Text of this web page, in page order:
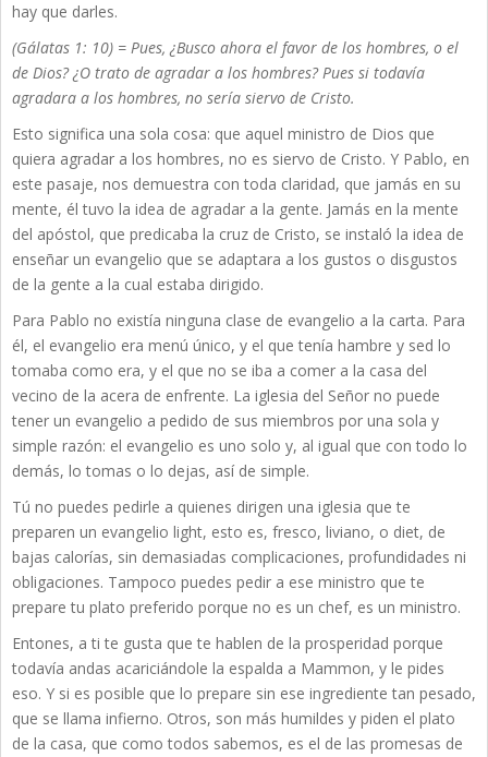
hay que darles.
(Gálatas 1: 10) = Pues, ¿Busco ahora el favor de los hombres, o el
de Dios? ¿O trato de agradar a los hombres? Pues si todavía
agradara a los hombres, no sería siervo de Cristo.
Esto significa una sola cosa: que aquel ministro de Dios que
quiera agradar a los hombres, no es siervo de Cristo. Y Pablo, en
este pasaje, nos demuestra con toda claridad, que jamás en su
mente, él tuvo la idea de agradar a la gente. Jamás en la mente
del apóstol, que predicaba la cruz de Cristo, se instaló la idea de
enseñar un evangelio que se adaptara a los gustos o disgustos
de la gente a la cual estaba dirigido.
Para Pablo no existía ninguna clase de evangelio a la carta. Para
él, el evangelio era menú único, y el que tenía hambre y sed lo
tomaba como era, y el que no se iba a comer a la casa del
vecino de la acera de enfrente. La iglesia del Señor no puede
tener un evangelio a pedido de sus miembros por una sola y
simple razón: el evangelio es uno solo y, al igual que con todo lo
demás, lo tomas o lo dejas, así de simple.
Tú no puedes pedirle a quienes dirigen una iglesia que te
preparen un evangelio light, esto es, fresco, liviano, o diet, de
bajas calorías, sin demasiadas complicaciones, profundidades ni
obligaciones. Tampoco puedes pedir a ese ministro que te
prepare tu plato preferido porque no es un chef, es un ministro.
Entones, a ti te gusta que te hablen de la prosperidad porque
todavía andas acariciándole la espalda a Mammon, y le pides
eso. Y si es posible que lo prepare sin ese ingrediente tan pesado,
que se llama infierno. Otros, son más humildes y piden el plato
de la casa, que como todos sabemos, es el de las promesas de